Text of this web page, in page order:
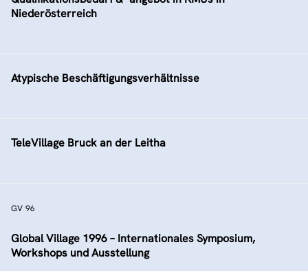
Niederösterreich
Atypische Beschäftigungsverhältnisse
TeleVillage Bruck an der Leitha
GV 96
Global Village 1996 – Internationales Symposium,
Workshops und Ausstellung